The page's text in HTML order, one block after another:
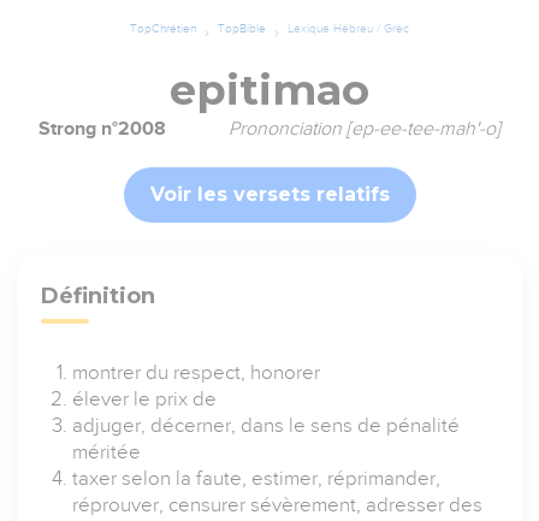
TopChrétien TopBible Lexique Hébreu / Grec
epitimao
Strong n°2008 Prononciation [ep-ee-tee-mah'-o]
Voir les versets relatifs
Définition
montrer du respect, honorer
élever le prix de
adjuger, décerner, dans le sens de pénalité
méritée
taxer selon la faute, estimer, réprimander,
réprouver, censurer sévèrement, adresser des